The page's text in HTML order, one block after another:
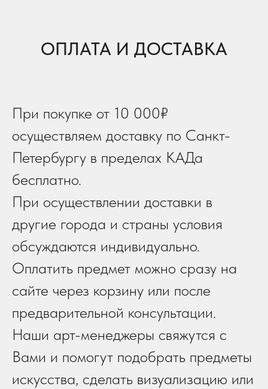
ОПЛАТА И ДОСТАВКА
При покупке от 10 000₽
осуществляем доставку по Санкт-
Петербургу в пределах КАДа
бесплатно.
При осуществлении доставки в
другие города и страны условия
обсуждаются индивидуально.
Оплатить предмет можно сразу на
сайте через корзину или после
предварительной консультации.
Наши арт-менеджеры свяжутся с
Вами и помогут подобрать предметы
искусства, сделать визуализацию или